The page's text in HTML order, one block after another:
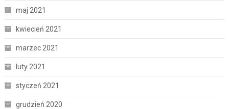
maj 2021
kwiecień 2021
marzec 2021
luty 2021
styczeń 2021
grudzień 2020